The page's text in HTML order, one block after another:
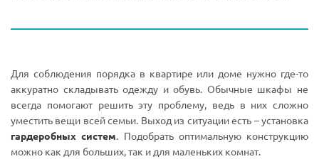
Для соблюдения порядка в квартире или доме нужно где-то
аккуратно складывать одежду и обувь. Обычные шкафы не
всегда помогают решить эту проблему, ведь в них сложно
уместить вещи всей семьи. Выход из ситуации есть – установка
гардеробных систем. Подобрать оптимальную конструкцию
можно как для больших, так и для маленьких комнат.